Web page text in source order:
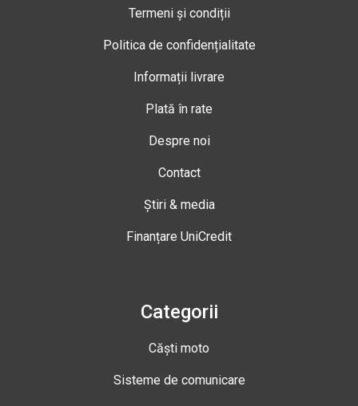
Termeni și condiții
Politica de confidențialitate
Informații livrare
Plată în rate
Despre noi
Contact
Știri & media
Finanțare UniCredit
Categorii
Căști moto
Sisteme de comunicare